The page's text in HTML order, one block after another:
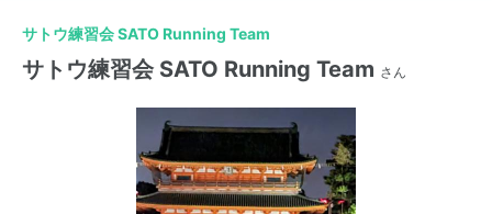
サトウ練習会 SATO Running Team
サトウ練習会 SATO Running Team さん